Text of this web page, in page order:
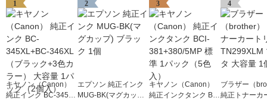
1
キヤノン（Canon）
純正インク BC-345XL
2
エプソン 純正インク
MUG-BK(マグカップ)
3
キヤノン（Canon）
純正インクタンク BCI
4
ブラザー（
純正トナーカ